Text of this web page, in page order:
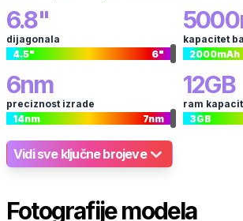
6.8"
dijagonala
4.5" 6"
5000
kapacitet
2000mAh
6nm
preciznost izrade
14nm 7nm
12GB
ram
3GB
Vidi sve ključne brojeve
Fotografije modela